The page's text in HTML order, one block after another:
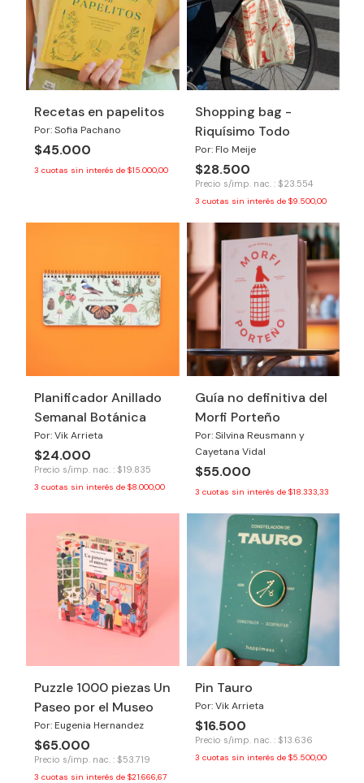
Recetas en papelitos
Por: Sofia Pachano
$45.000
3 cuotas sin interés de $15.000,00
Shopping bag -
Riquísimo Todo
Por: Flo Meije
$28.500
Precio s/imp. nac. : $23.554
3 cuotas sin interés de $9.500,00
Planificador Anillado
Semanal Botánica
Por: Vik Arrieta
$24.000
Precio s/imp. nac. : $19.835
3 cuotas sin interés de $8.000,00
Guía no definitiva del
Morfi Porteño
Por: Silvina Reusmann y
Cayetana Vidal
$55.000
3 cuotas sin interés de $18.333,33
Puzzle 1000 piezas Un
Paseo por el Museo
Por: Eugenia Hernandez
$65.000
Precio s/imp. nac. : $53.719
3 cuotas sin interés de $21.666,67
Pin Tauro
Por: Vik Arrieta
$16.500
Precio s/imp. nac. : $13.636
3 cuotas sin interés de $5.500,00